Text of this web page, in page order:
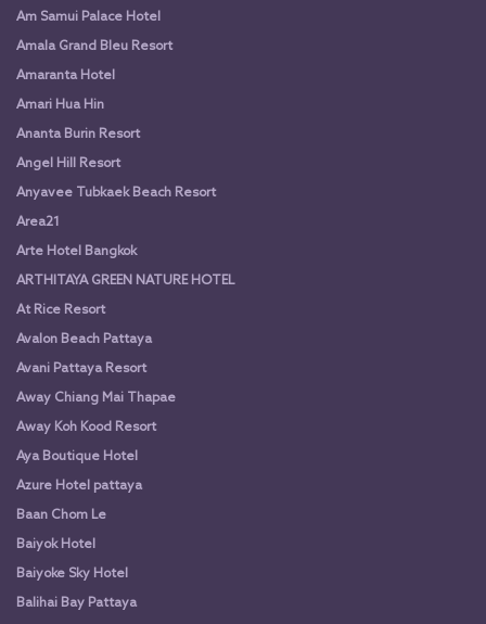
Am Samui Palace Hotel
Amala Grand Bleu Resort
Amaranta Hotel
Amari Hua Hin
Ananta Burin Resort
Angel Hill Resort
Anyavee Tubkaek Beach Resort
Area21
Arte Hotel Bangkok
ARTHITAYA GREEN NATURE HOTEL
At Rice Resort
Avalon Beach Pattaya
Avani Pattaya Resort
Away Chiang Mai Thapae
Away Koh Kood Resort
Aya Boutique Hotel
Azure Hotel pattaya
Baan Chom Le
Baiyok Hotel
Baiyoke Sky Hotel
Balihai Bay Pattaya